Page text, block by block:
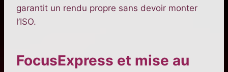
garantit un rendu propre sans devoir monter
l’ISO.
FocusExpress et mise au